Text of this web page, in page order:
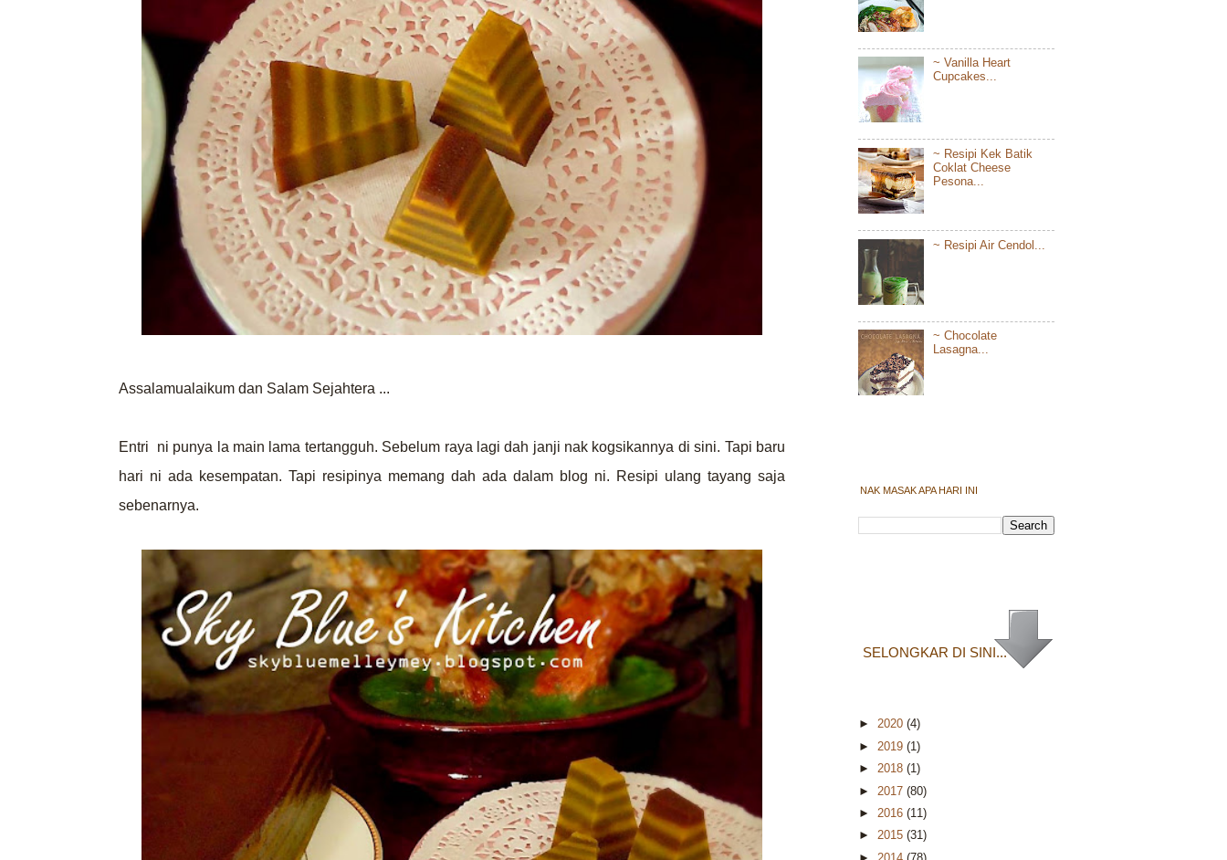
Assalamualaikum dan Salam Sejahtera ...
Entri ni punya la main lama tertangguh. Sebelum raya lagi dah janji nak kogsikannya di sini. Tapi baru
hari ni ada kesempatan. Tapi resipinya memang dah ada dalam blog ni. Resipi ulang tayang saja
sebenarnya.
~ Vanilla Heart
Cupcakes...
~ Resipi Kek Batik
Coklat Cheese
Pesona...
~ Resipi Air Cendol...
~ Chocolate
Lasagna...
NAK MASAK APA HARI INI
SELONGKAR DI SINI...
► 2020 (4)
► 2019 (1)
► 2018 (1)
► 2017 (80)
► 2016 (11)
► 2015 (31)